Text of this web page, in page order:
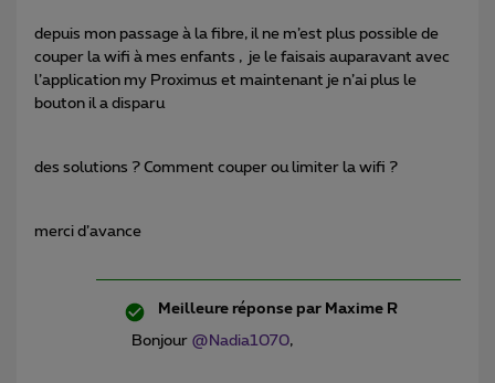
depuis mon passage à la fibre, il ne m’est plus possible de
couper la wifi à mes enfants , je le faisais auparavant avec
l’application my Proximus et maintenant je n’ai plus le
bouton il a disparu
des solutions ? Comment couper ou limiter la wifi ?
merci d’avance
Meilleure réponse par Maxime R
Bonjour @Nadia1070,